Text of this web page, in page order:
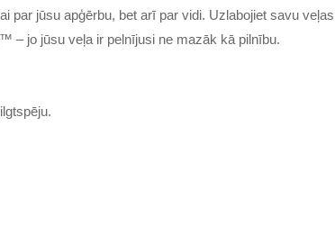
par jūsu apģērbu, bet arī par vidi. Uzlabojiet savu
– jo jūsu veļa ir pelnījusi ne mazāk kā pilnību.